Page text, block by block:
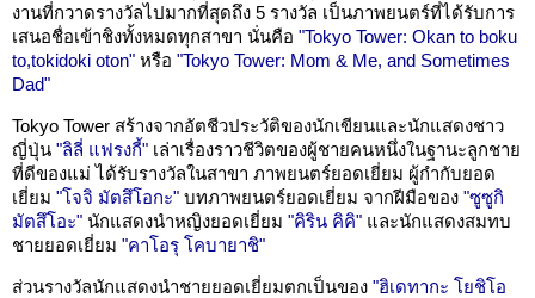
งานที่กวาดรางวัลไปมากที่สุดถึง 5 รางวัล เป็นภาพยนตร์ที่ได้รับการ
เสนอชื่อเข้าชิงทั้งหมดทุกสาขา นั่นคือ "Tokyo Tower: Okan to boku
to,tokidoki oton" หรือ "Tokyo Tower: Mom & Me, and Sometimes
Dad"
Tokyo Tower สร้างจากอัตชีวประวัติของนักเขียนและนักแสดงชาว
ญี่ปุ่น "ลิลี่ แฟรงกี้" เล่าเรื่องราวชีวิตของผู้ชายคนหนึ่งในฐานะลูกชาย
ที่ดีของแม่ ได้รับรางวัลในสาขา ภาพยนตร์ยอดเยี่ยม ผู้กำกับยอด
เยี่ยม "โจจิ มัตสึโอกะ" บทภาพยนตร์ยอดเยี่ยม จากฝีมือของ "ซูซูกิ
มัตสึโอะ" นักแสดงนำหญิงยอดเยี่ยม "คิริน คิคิ" และนักแสดงสมทบ
ชายยอดเยี่ยม "คาโอรุ โคบายาชิ"
ส่วนรางวัลนักแสดงนำชายยอดเยี่ยมตกเป็นของ "ฮิเดทากะ โยชิโอ